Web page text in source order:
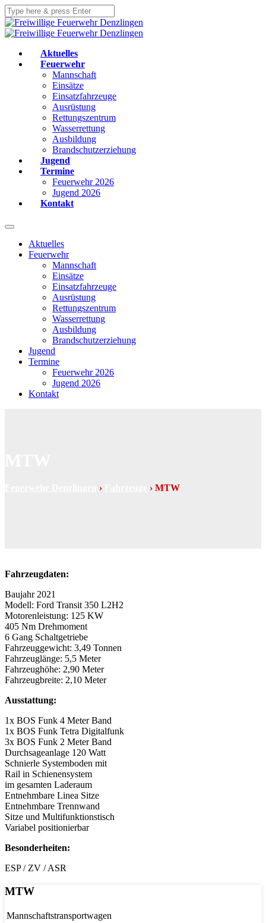
Aktuelles
Feuerwehr
Mannschaft
Einsätze
Einsatzfahrzeuge
Ausrüstung
Rettungszentrum
Wasserrettung
Ausbildung
Brandschutzerziehung
Jugend
Termine
Feuerwehr 2026
Jugend 2026
Kontakt
Aktuelles
Feuerwehr
Mannschaft
Einsätze
Einsatzfahrzeuge
Ausrüstung
Rettungszentrum
Wasserrettung
Ausbildung
Brandschutzerziehung
Jugend
Termine
Feuerwehr 2026
Jugend 2026
Kontakt
› › MTW
Fahrzeugdaten:
Baujahr 2021
Modell: Ford Transit 350 L2H2
Motorenleistung: 125 KW
405 Nm Drehmoment
6 Gang Schaltgetriebe
Fahrzeuggewicht: 3,49 Tonnen
Fahrzeuglänge: 5,5 Meter
Fahrzeughöhe: 2,90 Meter
Fahrzeugbreite: 2,10 Meter
Ausstattung:
1x BOS Funk 4 Meter Band
1x BOS Funk Tetra Digitalfunk
3x BOS Funk 2 Meter Band
Durchsageanlage 120 Watt
Schnierle Systemboden mit
Rail in Schienensystem
im gesamten Laderaum
Entnehmbare Linea Sitze
Entnehmbare Trennwand
Sitze und Multifunktionstisch
Variabel positionierbar
Besonderheiten:
ESP / ZV / ASR
MTW
Mannschaftstransportwagen